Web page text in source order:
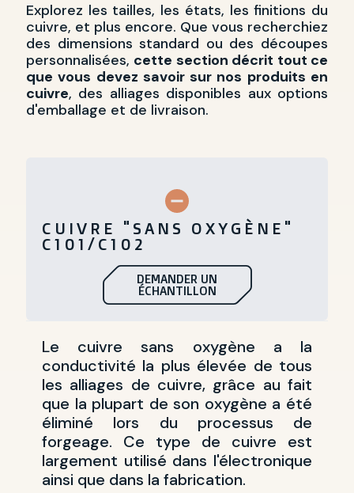
Explorez les tailles, les états, les finitions du
cuivre, et plus encore. Que vous recherchiez
des dimensions standard ou des découpes
personnalisées, cette section décrit tout ce
que vous devez savoir sur nos produits en
cuivre, des alliages disponibles aux options
d'emballage et de livraison.
CUIVRE "SANS OXYGÈNE"
C101/C102
DEMANDER UN
ÉCHANTILLON
Le cuivre sans oxygène a la
conductivité la plus élevée de tous
les alliages de cuivre, grâce au fait
que la plupart de son oxygène a été
éliminé lors du processus de
forgeage. Ce type de cuivre est
largement utilisé dans l'électronique
ainsi que dans la fabrication.